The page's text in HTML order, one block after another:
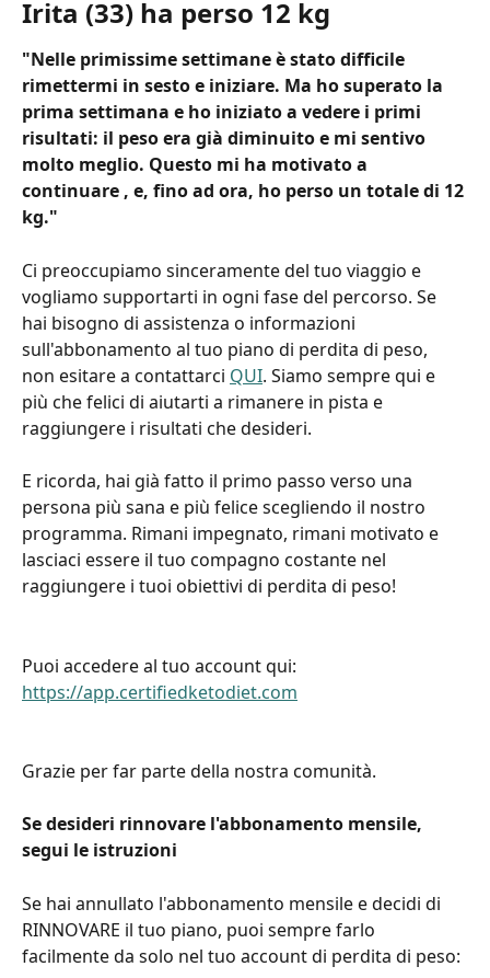
Irita (33) ha perso 12 kg
"Nelle primissime settimane è stato difficile
rimettermi in sesto e iniziare. Ma ho superato la
prima settimana e ho iniziato a vedere i primi
risultati: il peso era già diminuito e mi sentivo
molto meglio. Questo mi ha motivato a
continuare , e, fino ad ora, ho perso un totale di 12
kg."
Ci preoccupiamo sinceramente del tuo viaggio e
vogliamo supportarti in ogni fase del percorso. Se
hai bisogno di assistenza o informazioni
sull'abbonamento al tuo piano di perdita di peso,
non esitare a contattarci QUI. Siamo sempre qui e
più che felici di aiutarti a rimanere in pista e
raggiungere i risultati che desideri.
E ricorda, hai già fatto il primo passo verso una
persona più sana e più felice scegliendo il nostro
programma. Rimani impegnato, rimani motivato e
lasciaci essere il tuo compagno costante nel
raggiungere i tuoi obiettivi di perdita di peso!
Puoi accedere al tuo account qui:
https://app.certifiedketodiet.com
Grazie per far parte della nostra comunità.
Se desideri rinnovare l'abbonamento mensile,
segui le istruzioni
Se hai annullato l'abbonamento mensile e decidi di
RINNOVARE il tuo piano, puoi sempre farlo
facilmente da solo nel tuo account di perdita di peso: